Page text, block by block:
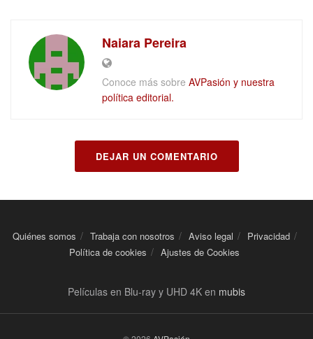
Naiara Pereira
Conoce más sobre AVPasión y nuestra
política editorial.
DEJAR UN COMENTARIO
Quiénes somos Trabaja con nosotros Aviso legal
Privacidad
Política de cookies
Ajustes de Cookies
Películas en Blu-ray y UHD 4K en mubis